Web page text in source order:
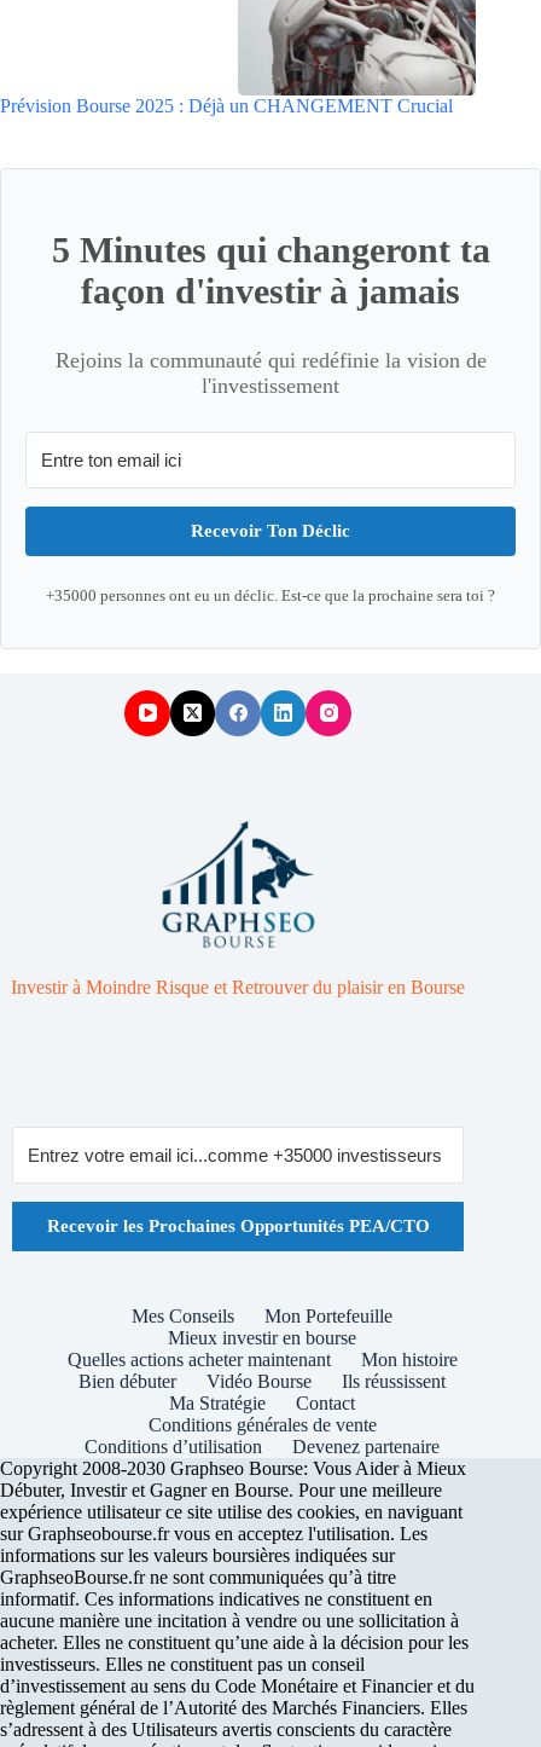
Prévision Bourse 2025 : Déjà un CHANGEMENT Crucial
5 Minutes qui changeront ta
façon d'investir à jamais
Rejoins la communauté qui redéfinie la vision de
l'investissement
Recevoir Ton Déclic
+35000 personnes ont eu un déclic. Est-ce que la prochaine sera toi ?
Investir à Moindre Risque et Retrouver du plaisir en Bourse
Recevoir les Prochaines Opportunités PEA/CTO
Mes Conseils
Mon Portefeuille
Mieux investir en bourse
Quelles actions acheter maintenant
Mon histoire
Bien débuter
Vidéo Bourse
Ils réussissent
Ma Stratégie
Contact
Conditions générales de vente
Conditions d’utilisation
Devenez partenaire
Copyright 2008-2030 Graphseo Bourse: Vous Aider à Mieux
Débuter, Investir et Gagner en Bourse. Pour une meilleure
expérience utilisateur ce site utilise des cookies, en naviguant
sur Graphseobourse.fr vous en acceptez l'utilisation. Les
informations sur les valeurs boursières indiquées sur
GraphseoBourse.fr ne sont communiquées qu’à titre
informatif. Ces informations indicatives ne constituent en
aucune manière une incitation à vendre ou une sollicitation à
acheter. Elles ne constituent qu’une aide à la décision pour les
investisseurs. Elles ne constituent pas un conseil
d’investissement au sens du Code Monétaire et Financier et du
règlement général de l’Autorité des Marchés Financiers. Elles
s’adressent à des Utilisateurs avertis conscients du caractère